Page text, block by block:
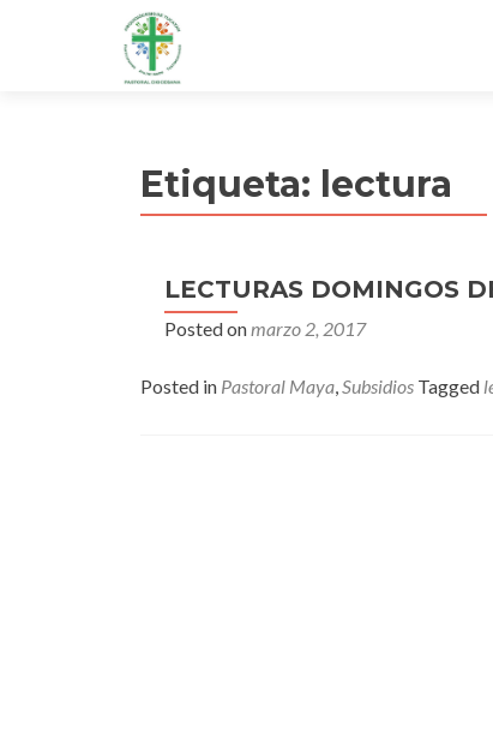
Etiqueta: lectura
LECTURAS DOMINGOS
Posted onmarzo 2, 2017
Posted in Pastoral Maya,Subsidios Tagged